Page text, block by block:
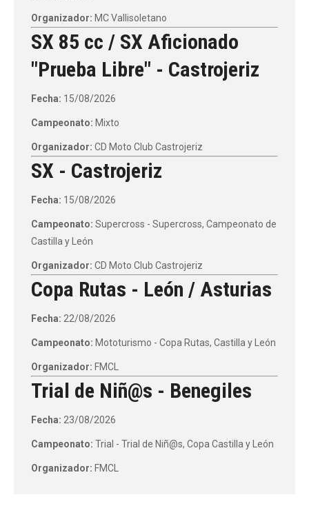
Organizador: MC Vallisoletano
SX 85 cc / SX Aficionado
"Prueba Libre" - Castrojeriz
Fecha: 15/08/2026
Campeonato: Mixto
Organizador: CD Moto Club Castrojeriz
SX - Castrojeriz
Fecha: 15/08/2026
Campeonato: Supercross - Supercross, Campeonato de
Castilla y León
Organizador: CD Moto Club Castrojeriz
Copa Rutas - León / Asturias
Fecha: 22/08/2026
Campeonato: Mototurismo - Copa Rutas, Castilla y León
Organizador: FMCL
Trial de Niñ@s - Benegiles
Fecha: 23/08/2026
Campeonato: Trial - Trial de Niñ@s, Copa Castilla y León
Organizador: FMCL